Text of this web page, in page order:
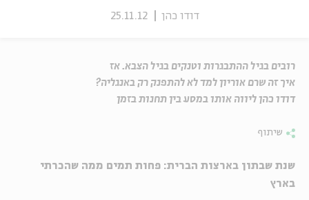
דודו כהן 25.11.12
רובים בגיל ההתבגרות וטנקים בגיל הצבא. אז
איך זה שרם אוריון למד לא להתפנק רק באנגליה?
דודו כהן ליווה אותו במסע בין תחנות בזמן
שיתוף
שנת שבתון בארצות הברית: פחות תמים ממה שהכרתי
בארץ